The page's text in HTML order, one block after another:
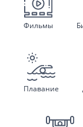
Фильмы
Плавание